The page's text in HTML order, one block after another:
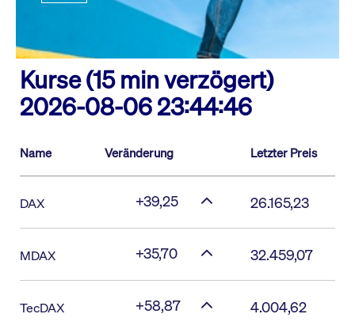
Kurse (15 min verzögert)
2026-08-06 23:44:46
Name Veränderung Letzter Preis
DAX +39,25 26.165,23
MDAX +35,70 32.459,07
TecDAX +58,87 4.004,62